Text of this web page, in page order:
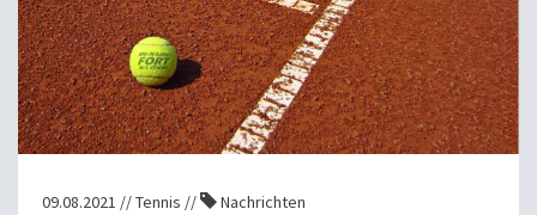
09.08.2021 // Tennis //
Nachrichten